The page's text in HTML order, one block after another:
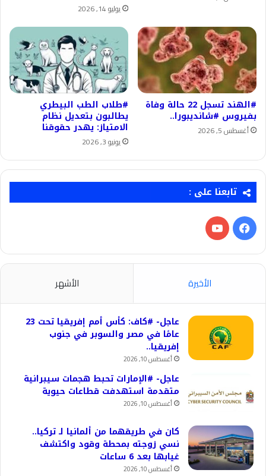
يوليو 14, 2026
#الهند تسجل 22 حالة وفاة
بفيروس #شانديبورا..
أغسطس 5, 2026
#طلاب الطب البيطري
يطالبون بتعديل نظام
الامتياز: يهدر حقوقنا
يونيو 3, 2026
تابعنا على :
فيسبوك‫YouTube
الأخيرة الأشهر
عاجل- #كاف: كأس أمم إفريقيا تحت 23
عامًا في مصر والسوبر في جنوب
إفريقيا..
أغسطس 10, 2026
عاجل- #الإمارات تحبط هجمات سيبرانية
متقدمة استهدفت قطاعات حيوية
أغسطس 10, 2026
كان في طريقهما من ألمانيا لـ تركيا..
نسي زوجته بمحطة وقود واكتشف
غيابها بعد 6 ساعات
أغسطس 10, 2026